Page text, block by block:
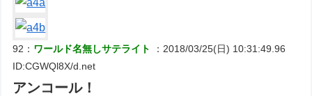
92： ワールド名無しサテライト
：2018/03/25(日) 10:31:49.96
ID:CGWQl8X/d.net
アンコール！